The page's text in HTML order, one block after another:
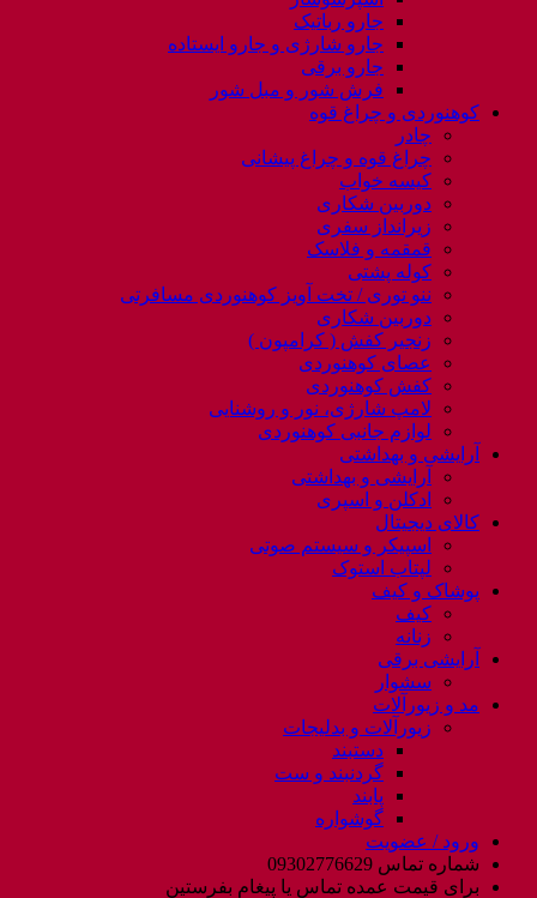
جارو رباتیک
جارو شارژی و جارو ایستاده
جارو برقی
فرش شور و مبل شور
کوهنوردی و چراغ قوه
چادر
چراغ قوه و چراغ پیشانی
کیسه خواب
دوربین شکاری
زیرانداز سفری
قمقمه و فلاسک
کوله پشتی
ننو توری / تخت آویز کوهنوردی مسافرتی
دوربین شکاری
زنجیر کفش ( کرامپون )
عصای کوهنوردی
کفش کوهنوردی
لامپ شارژی، نور و روشنایی
لوازم جانبی کوهنوردی
آرایشی و بهداشتی
آرایشی و بهداشتی
ادکلن و اسپری
کالای دیجیتال
اسپیکر و سیستم صوتی
لپتاب استوک
پوشاک و کیف
کیف
زنانه
آرایشی برقی
سشوار
مد و زیورآلات
زیورآلات و بدلیجات
دستبند
گردنبند و ست
پابند
گوشواره
ورود / عضویت
شماره تماس 09302776629
برای قیمت عمده تماس یا پیغام بفرستین